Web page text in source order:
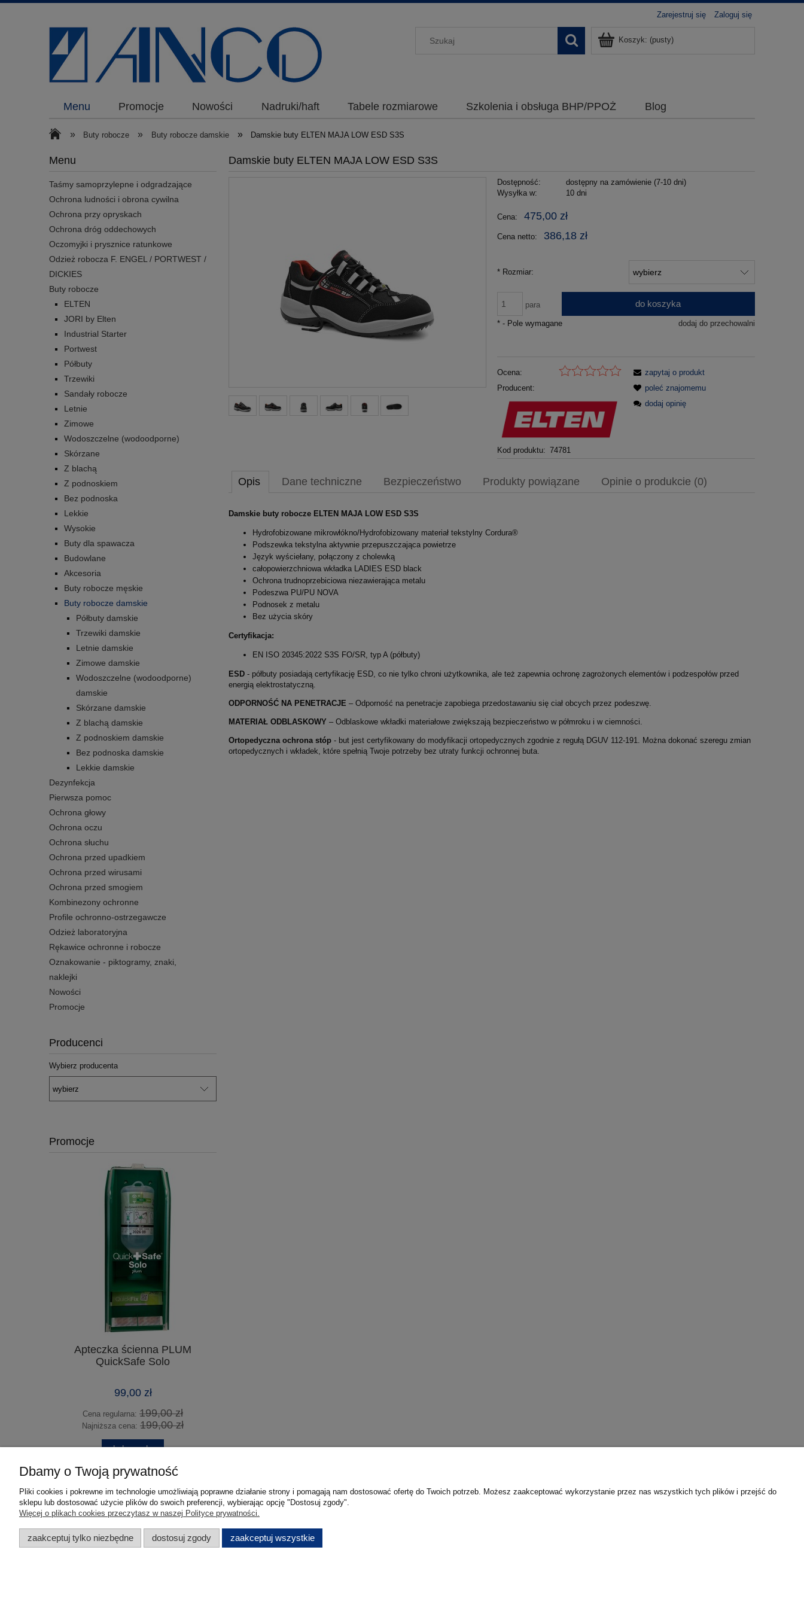
Zarejestruj się Zaloguj się
Koszyk: (pusty)
Menu Promocje Nowości Nadruki/haft Tabele rozmiarowe Szkolenia i obsługa BHP/PPOŻ Blog
» Buty robocze » Buty robocze damskie » Damskie buty ELTEN MAJA LOW ESD S3S
Menu
Taśmy samoprzylepne i odgradzające
Ochrona ludności i obrona cywilna
Ochrona przy opryskach
Ochrona dróg oddechowych
Oczomyjki i prysznice ratunkowe
Odzież robocza F. ENGEL / PORTWEST /
DICKIES
Buty robocze
ELTEN
JORI by Elten
Industrial Starter
Portwest
Półbuty
Trzewiki
Sandały robocze
Letnie
Zimowe
Wodoszczelne (wodoodporne)
Skórzane
Z blachą
Z podnoskiem
Bez podnoska
Lekkie
Wysokie
Buty dla spawacza
Budowlane
Akcesoria
Buty robocze męskie
Buty robocze damskie
Półbuty damskie
Trzewiki damskie
Letnie damskie
Zimowe damskie
Wodoszczelne (wodoodporne)
damskie
Skórzane damskie
Z blachą damskie
Z podnoskiem damskie
Bez podnoska damskie
Lekkie damskie
Dezynfekcja
Pierwsza pomoc
Ochrona głowy
Ochrona oczu
Ochrona słuchu
Ochrona przed upadkiem
Ochrona przed wirusami
Ochrona przed smogiem
Kombinezony ochronne
Profile ochronno-ostrzegawcze
Odzież laboratoryjna
Rękawice ochronne i robocze
Oznakowanie - piktogramy, znaki,
naklejki
Nowości
Promocje
Producenci
Wybierz producenta
Promocje
Apteczka ścienna PLUM
QuickSafe Solo
99,00 zł
Cena regularna: 199,00 zł
Najniższa cena: 199,00 zł
do koszyka do koszyka do koszyka
Damskie buty ELTEN MAJA LOW ESD S3S
Dostępność:
dostępny na zamówienie (7-10 dni)
Wysyłka w:
10 dni
Cena: 475,00 zł
Cena netto: 386,18 zł
* Rozmiar:
para do koszyka
dodaj do przechowalni
* - Pole wymagane
Ocena:
Producent:
Kod produktu: 74781
zapytaj o produkt
poleć znajomemu
dodaj opinię
Opis Dane techniczne Bezpieczeństwo Produkty powiązane Opinie o produkcie (0)
Damskie buty robocze ELTEN MAJA LOW ESD S3S
Hydrofobizowane mikrowłókno/Hydrofobizowany materiał tekstylny Cordura®
Podszewka tekstylna aktywnie przepuszczająca powietrze
Język wyściełany, połączony z cholewką
całopowierzchniowa wkładka LADIES ESD black
Ochrona trudnoprzebiciowa niezawierająca metalu
Podeszwa PU/PU NOVA
Podnosek z metalu
Bez użycia skóry
Certyfikacja:
EN ISO 20345:2022 S3S FO/SR, typ A (półbuty)
ESD - półbuty posiadają certyfikację ESD, co nie tylko chroni użytkownika, ale też zapewnia ochronę zagrożonych elementów i podzespołów przed
energią elektrostatyczną.
ODPORNOŚĆ NA PENETRACJE – Odporność na penetracje zapobiega przedostawaniu się ciał obcych przez podeszwę.
MATERIAŁ ODBLASKOWY – Odblaskowe wkładki materiałowe zwiększają bezpieczeństwo w półmroku i w ciemności.
Ortopedyczna ochrona stóp - but jest certyfikowany do modyfikacji ortopedycznych zgodnie z regułą DGUV 112-191. Można dokonać szeregu zmian
ortopedycznych i wkładek, które spełnią Twoje potrzeby bez utraty funkcji ochronnej buta.
Pomoc
Tabele rozmiarowe
Zwroty i reklamacje
Moje konto
Twoje zamówienia
Ustawienia konta
Płatności i dostawa
Dbamy o Twoją prywatność
Pliki cookies i pokrewne im technologie umożliwiają poprawne działanie strony i pomagają nam dostosować ofertę do Twoich potrzeb. Możesz zaakceptować wykorzystanie przez nas wszystkich tych plików i przejść do
sklepu lub dostosować użycie plików do swoich preferencji, wybierając opcję "Dostosuj zgody".
Więcej o plikach cookies przeczytasz w naszej Polityce prywatności.
zaakceptuj tylko niezbędne dostosuj zgody zaakceptuj wszystkie